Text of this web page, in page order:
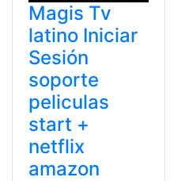
Magis Tv
latino Iniciar
Sesión
soporte
peliculas
start +
netflix
amazon